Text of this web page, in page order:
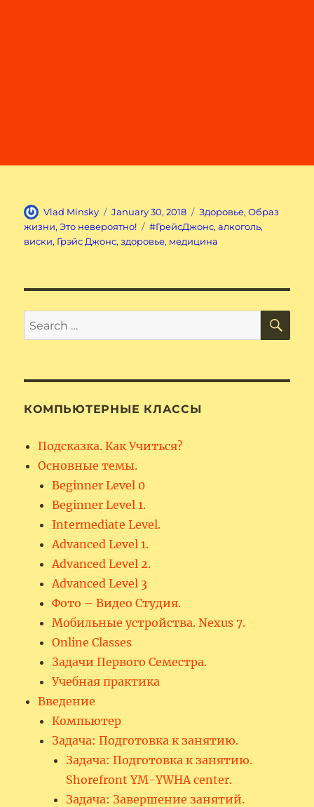
Author
Vlad Minsky
Posted
on
January 30, 2018 Categories
Здоровье,Образ
жизни,Это невероятно! Tags
#ГрейсДжонс,алкоголь,
виски, Грэйс Джонс,здоровье, медицина
Search
for:
КОМПЬЮТЕРНЫЕ КЛАССЫ
Подсказка. Как Учиться?
Основные темы.
Beginner Level 0
Beginner Level 1.
Intermediate Level.
Advanced Level 1.
Advanced Level 2.
Advanced Level 3
Фото – Видео Студия.
Мобильные устройства. Nexus 7.
Online Classes
Задачи Первого Семестра.
Учебная практика
Введение
Компьютер
Задача: Подготовка к занятию.
Задача: Подготовка к занятию.
Shorefront YM-YWHA center.
Задача: Завершение занятий.